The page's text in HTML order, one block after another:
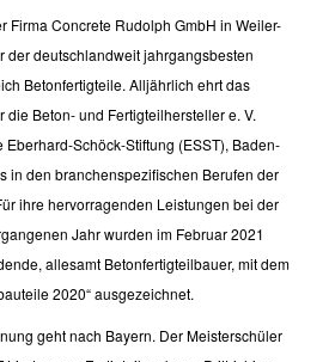
Firma Concrete Rudolph GmbH in Weiler-
der deutschlandweit jahrgangsbesten
Betonfertigteile. Alljährlich ehrt das
die Beton- und Fertigteilhersteller e. V.
Eberhard-Schöck-Stiftung (ESST), Baden-
in den branchenspezifischen Berufen der
ihre hervorragenden Leistungen bei der
Jahr wurden im Februar 2021
allesamt Betonfertigteilbauer, mit dem
2020“ ausgezeichnet.
geht nach Bayern. Der Meisterschüler